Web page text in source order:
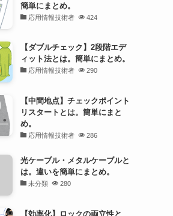
簡単にまとめ。
応用情報技術者 424
【ダブルチェック】2段階エデ
ィット法とは。簡単にまとめ。
応用情報技術者 290
【中間地点】チェックポイント
リスタートとは。簡単にまと
め。
応用情報技術者 286
光ケーブル・メタルケーブルと
は。違いを簡単にまとめ。
未分類 280
【効率化】ロックの両立性と